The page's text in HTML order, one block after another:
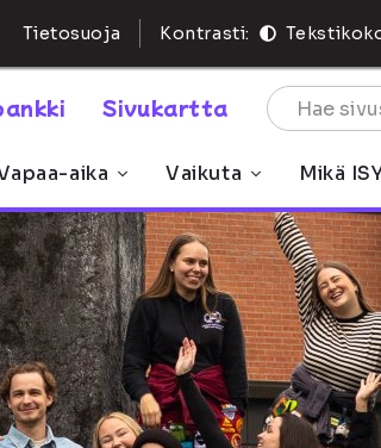
Tietosuoja Kontrasti:
Sivukartta
aika Vaikuta Mikä